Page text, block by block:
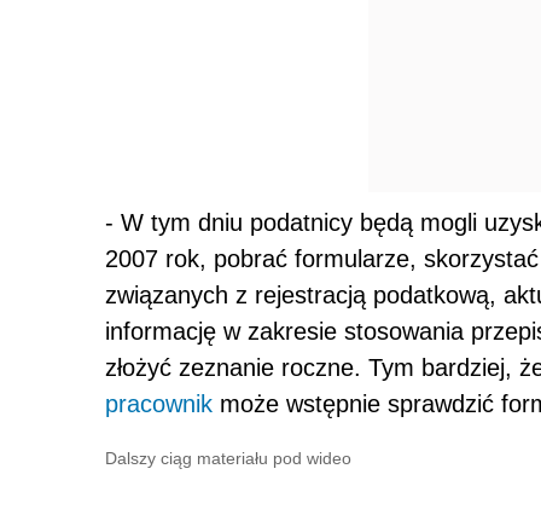
- W tym dniu podatnicy będą mogli
2007 rok, pobrać formularze,
związanych z rejestracją podatkową,
informację w zakresie stosowania
złożyć zeznanie roczne. Tym bardziej,
pracownik może wstępnie sprawdzić
Dalszy ciąg materiału pod wideo